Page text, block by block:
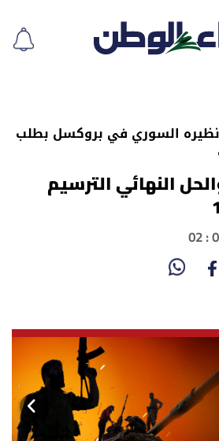
نظيره السوري في بروكسل بطلب
النهائي الترسيم